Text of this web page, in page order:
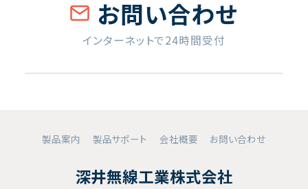
お問い合わせ
インターネットで24時間受付
製品案内 製品サポート 会社概要 お問い合わせ
深井無線工業株式会社